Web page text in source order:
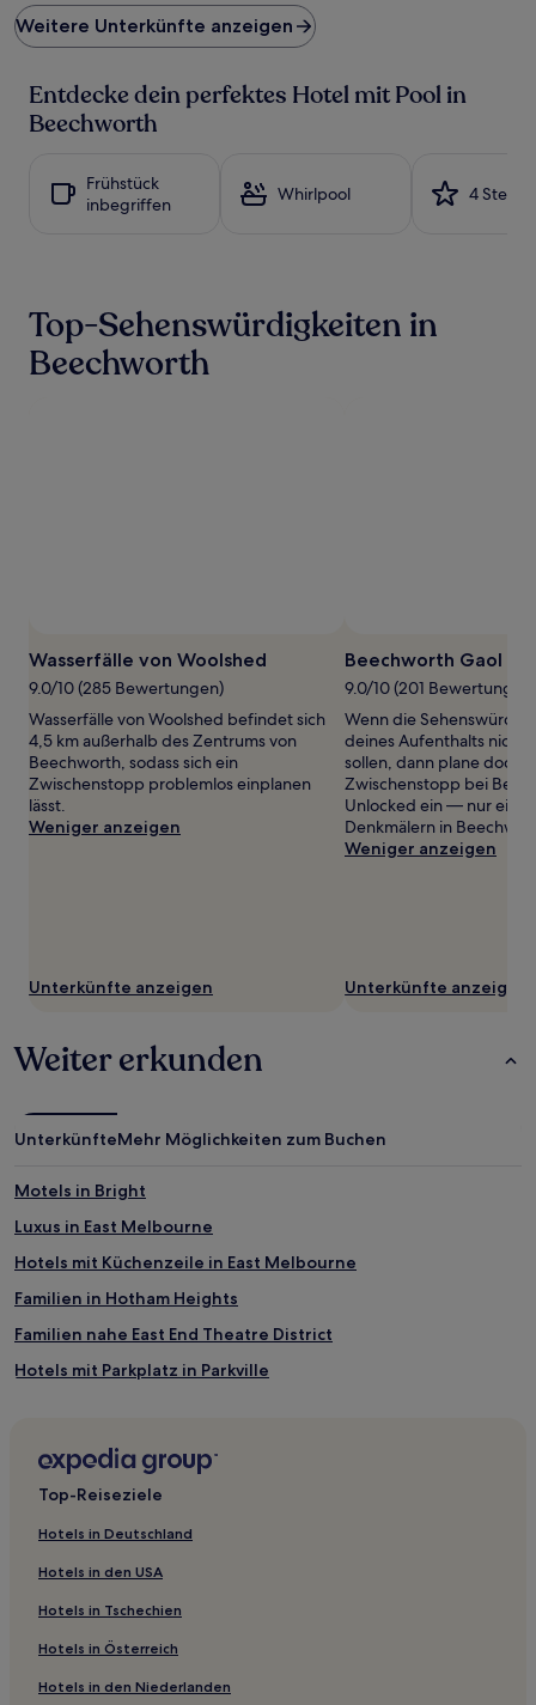
pro
Nacht,
den
letzten
einen
gefunden
wurde.
Preise
Weitere Unterkünfte anzeigen
Entdecke dein perfektes Hotel mit Pool in
Beechworth
Frühstück
inbegriffen
Whirlpool 4 Sterne
Top-Sehenswürdigkeiten in
Beechworth
Wasserfälle von Woolshed
9.0/10 (285 Bewertungen)
Wasserfälle von Woolshed befindet sich
4,5 km außerhalb des Zentrums von
Beechworth, sodass sich ein
Zwischenstopp problemlos einplanen
lässt.
Weniger anzeigen
Unterkünfte anzeigen
Beechworth Gaol
9.0/10 (201 Bewertungen)
Wenn die
deines Aufenthalts nicht
sollen, dann plane doch
Zwischenstopp bei
Unlocked ein — nur
Denkmälern in
Weniger anzeigen
Unterkünfte anzeigen
Weiter erkunden
UnterkünfteMehr Möglichkeiten zum Buchen
Motels in Bright
Luxus in East Melbourne
Hotels mit Küchenzeile in East Melbourne
Familien in Hotham Heights
Familien nahe East End Theatre District
Hotels mit Parkplatz in Parkville
Familien in Mount Buller
Hotels mit inbegriffenem Frühstück in Melbourne
Haustierfreundliche in Melbourne
Hotels mit Parkplatz in Sassafras
Business in Northern Suburbs
Top-Reiseziele
Hotels in Deutschland
Hotels in den USA
Hotels in Tschechien
Hotels in Österreich
Hotels in den Niederlanden